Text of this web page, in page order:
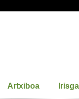
Artxiboa